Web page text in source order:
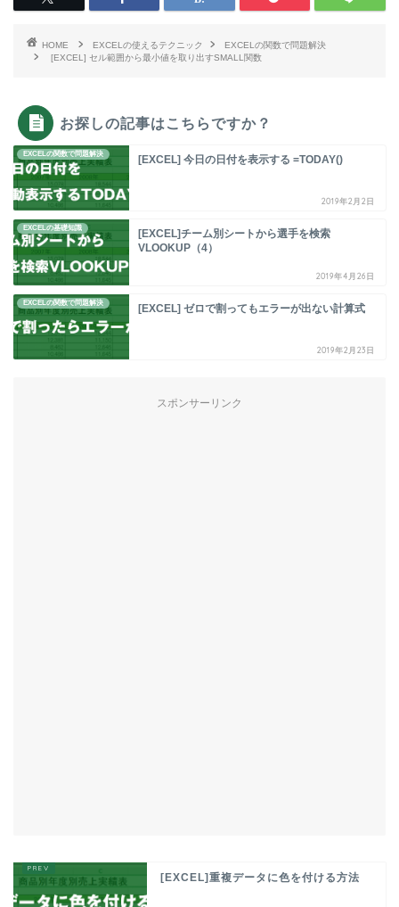
HOME EXCELの使えるテクニック
EXCELの関数で問題解決
[EXCEL] セル範囲から最小値を取り出すSMALL関数
お探しの記事はこちらですか？
EXCELの関数で問題解決 [EXCEL] 今日の日付を表示する =TODAY()
2019年2月2日
EXCELの基礎知識
[EXCEL]チーム別シートから選手を検索
VLOOKUP（4）
2019年4月26日
EXCELの関数で問題解決 [EXCEL] ゼロで割ってもエラーが出ない計算式
2019年2月23日
スポンサーリンク
[EXCEL]重複データに色を付ける方法